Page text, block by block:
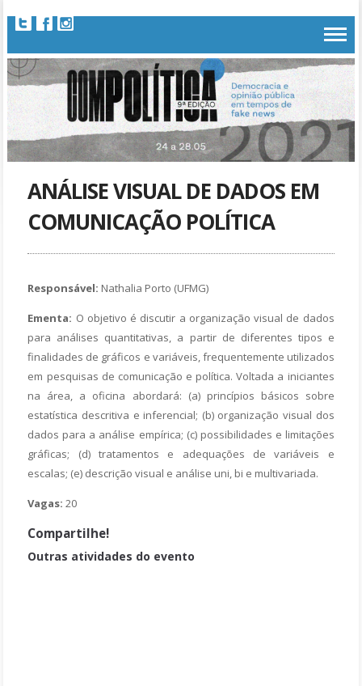
ANÁLISE VISUAL DE DADOS EM
COMUNICAÇÃO POLÍTICA
Responsável: Nathalia Porto (UFMG)
Ementa: O objetivo é discutir a organização visual de dados
para análises quantitativas, a partir de diferentes tipos e
finalidades de gráficos e variáveis, frequentemente utilizados
em pesquisas de comunicação e política. Voltada a iniciantes
na área, a oficina abordará: (a) princípios básicos sobre
estatística descritiva e inferencial; (b) organização visual dos
dados para a análise empírica; (c) possibilidades e limitações
gráficas; (d) tratamentos e adequações de variáveis e
escalas; (e) descrição visual e análise uni, bi e multivariada.
Vagas: 20
Compartilhe!
Outras atividades do evento